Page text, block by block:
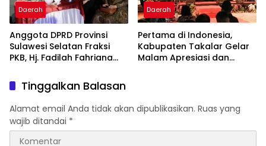
Daerah
Anggota DPRD Provinsi
Sulawesi Selatan Fraksi
PKB, Hj. Fadilah Fahriana
Takalar Menyalakan
Lentera Pengabdian
Melalui Malam Apresiasi
dan Inovasi Award 2026
Daerah
Pertama di Indonesia,
Kabupaten Takalar Gelar
Malam Apresiasi dan
Berprestasi
Tinggalkan Balasan
Alamat email Anda tidak akan dipublikasikan. Ruas yang
wajib ditandai *